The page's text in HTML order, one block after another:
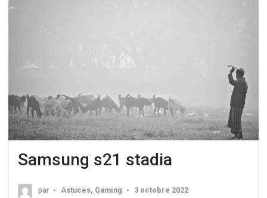
Samsung s21 stadia
par Astuces, Gaming 3 octobre 2022